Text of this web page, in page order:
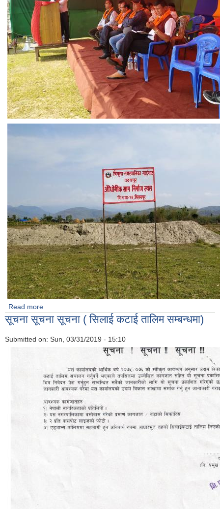
Read more
केन्द्र निर्माण शिलान्यास कार्यक्रम
सूचना सूचना सूचना ( सिलाई कटाई तालिम सम्बन्धमा)
Submitted on: Sun, 03/31/2019 - 15:10